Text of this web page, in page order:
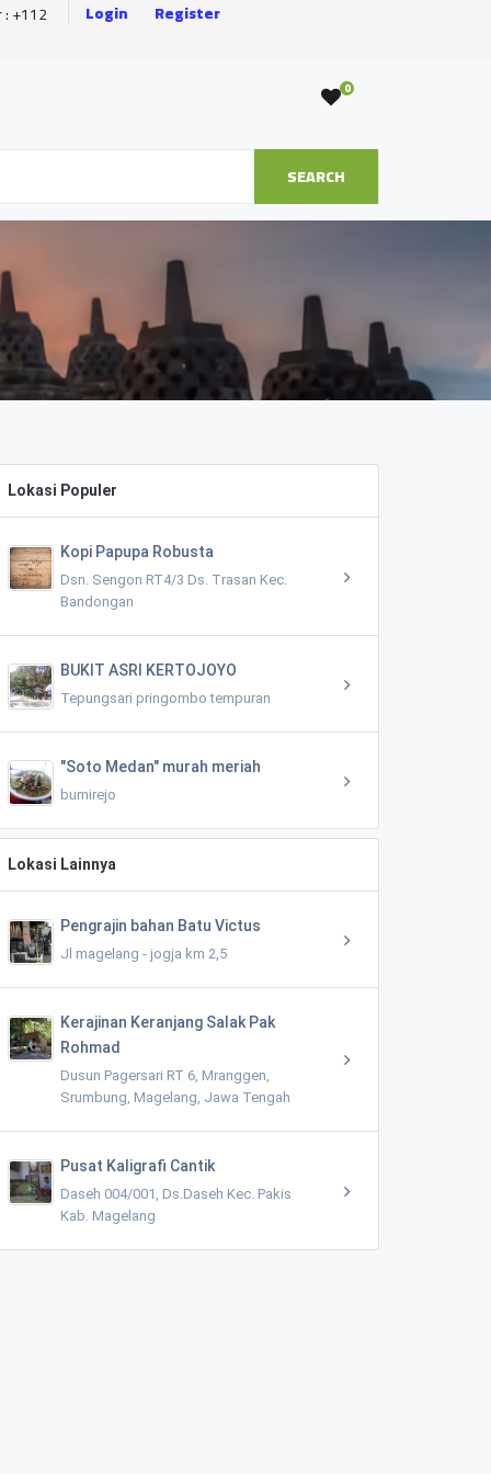
: +112 Login Register
0
SEARCH
Lokasi Populer
Kopi Papupa Robusta
Dsn. Sengon RT4/3 Ds. Trasan Kec.
Bandongan
BUKIT ASRI KERTOJOYO
Tepungsari pringombo tempuran
"Soto Medan" murah meriah
bumirejo
Lokasi Lainnya
Pengrajin bahan Batu Victus
Jl magelang - jogja km 2,5
Kerajinan Keranjang Salak Pak
Rohmad
Dusun Pagersari RT 6, Mranggen,
Srumbung, Magelang, Jawa Tengah
Pusat Kaligrafi Cantik
Daseh 004/001, Ds.Daseh Kec. Pakis
Kab. Magelang